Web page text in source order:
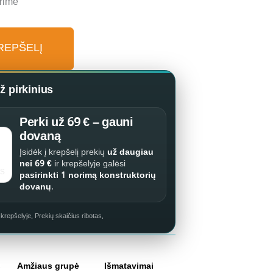
pirkinius
Perki už 69 € – gauni
dovaną
Įsidėk į krepšelį prekiųuž daugiau
nei 69 € ir krepšelyje galėsi
pasirinkti 1 norimą konstruktorių
dovanų.
Prekių skaičius ribotas.
Amžiaus grupė Išmatavimai